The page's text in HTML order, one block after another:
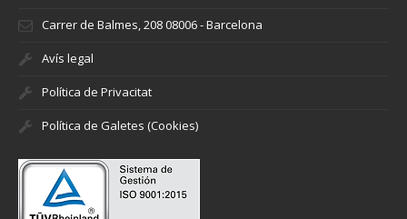
Carrer de Balmes, 208 08006 - Barcelona
Avís legal
Política de Privacitat
Política de Galetes (Cookies)